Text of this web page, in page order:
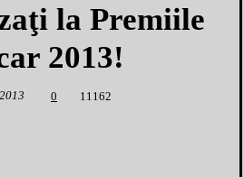
la Premiile
2013!
0 1 1162